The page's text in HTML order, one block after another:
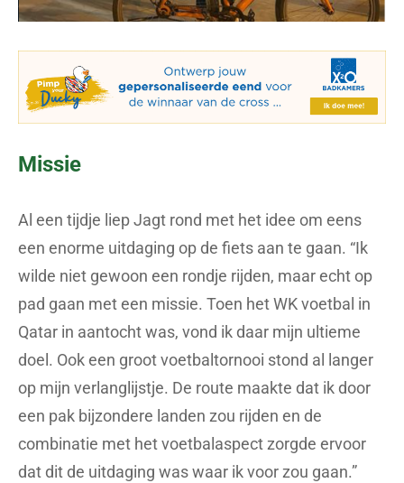
Missie
Al een tijdje liep Jagt rond met het idee om eens
een enorme uitdaging op de fiets aan te gaan. “Ik
wilde niet gewoon een rondje rijden, maar echt op
pad gaan met een missie. Toen het WK voetbal in
Qatar in aantocht was, vond ik daar mijn ultieme
doel. Ook een groot voetbaltornooi stond al langer
op mijn verlanglijstje. De route maakte dat ik door
een pak bijzondere landen zou rijden en de
combinatie met het voetbalaspect zorgde ervoor
dat dit de uitdaging was waar ik voor zou gaan.”